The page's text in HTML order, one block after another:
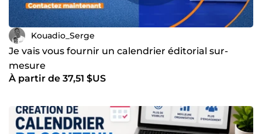
Kouadio_Serge
Je vais vous fournir un calendrier éditorial sur-
mesure
À partir de 37,51 $US